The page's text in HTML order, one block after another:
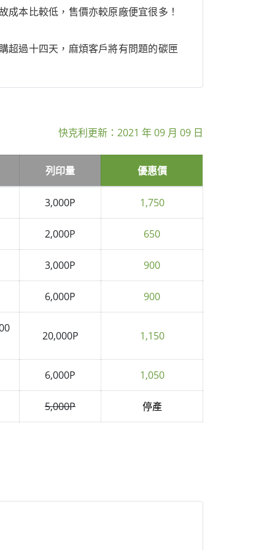
本比較低，售價亦較原廠便宜很多！
超過十四天，麻煩客戶將有問題的碳匣
快克利更新： 2021 年 09 月 09 日
列印量 優惠價
3,000P 1,750
2,000P 650
3,000P 900
6,000P 900
20,000P 1,150
6,000P 1,050
5,000P 停產